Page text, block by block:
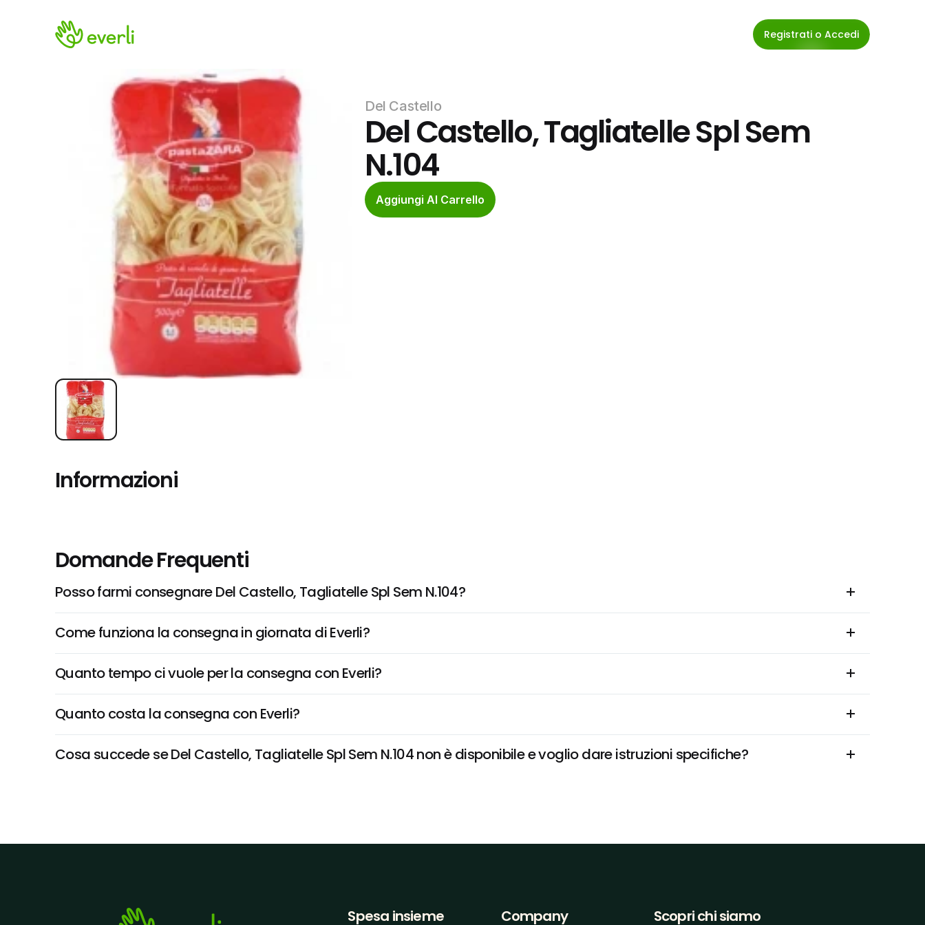
Registrati o Accedi
Del Castello
Del Castello, Tagliatelle Spl Sem
N.104
Aggiungi Al Carrello
Informazioni
Domande Frequenti
Posso farmi consegnare Del Castello, Tagliatelle Spl Sem N.104?
Come funziona la consegna in giornata di Everli?
Quanto tempo ci vuole per la consegna con Everli?
Quanto costa la consegna con Everli?
Cosa succede se Del Castello, Tagliatelle Spl Sem N.104 non è disponibile e voglio dare istruzioni specifiche?
Spesa insieme Company Scopri chi siamo